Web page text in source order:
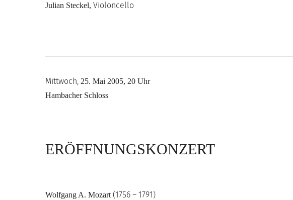
Julian Steckel, Violoncello
Mittwoch, 25. Mai 2005, 20 Uhr
Hambacher Schloss
ERÖFFNUNGSKONZERT
Wolfgang A. Mozart(1756 – 1791)